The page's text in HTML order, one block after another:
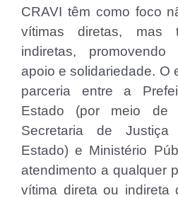
CRAVI têm como foco
vítimas diretas, mas
indiretas,
apoio e solidariedade. O
parceria entre a
Estado (por meio de
Secretaria de
Estado) e Ministério
atendimento a qualquer
vítima direta ou indireta